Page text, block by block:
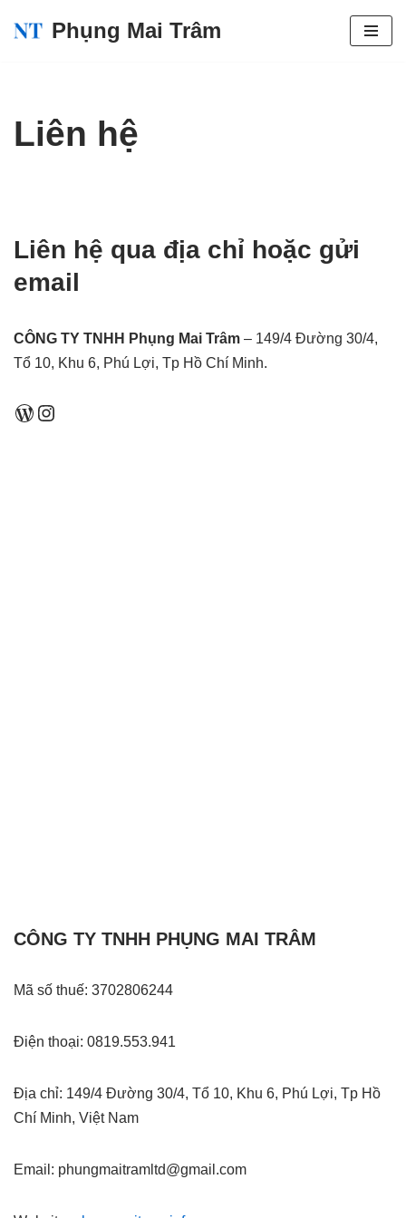
dung
Phụng Mai Trâm
Liên hệ
Liên hệ qua địa chỉ hoặc gửi
email
CÔNG TY TNHH Phụng Mai Trâm – 149/4 Đường 30/4,
Tổ 10, Khu 6, Phú Lợi, Tp Hồ Chí Minh.
CÔNG TY TNHH PHỤNG MAI TRÂM
Mã số thuế: 3702806244
Điện thoại: 0819.553.941
Địa chỉ: 149/4 Đường 30/4, Tổ 10, Khu 6, Phú Lợi, Tp Hồ
Chí Minh, Việt Nam
Email: phungmaitramltd@gmail.com